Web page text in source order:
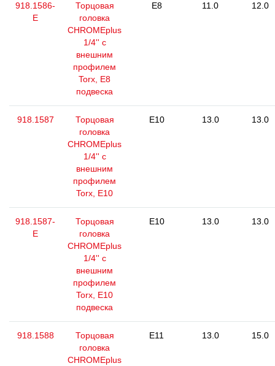
918.1586-
E
Торцовая
головка
CHROMEplus
1/4'' с
внешним
профилем
Torx, E8
подвеска
E8 11.0 12.0
918.1587
Торцовая
головка
CHROMEplus
1/4'' с
внешним
профилем
Torx, E10
E10 13.0 13.0
918.1587-
E
Торцовая
головка
CHROMEplus
1/4'' с
внешним
профилем
Torx, E10
подвеска
E10 13.0 13.0
918.1588
Торцовая
головка
CHROMEplus
E11 13.0 15.0